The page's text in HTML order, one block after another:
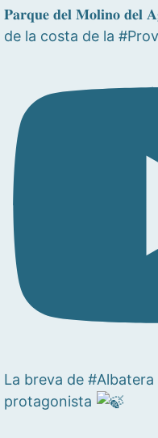
𝐏𝐚𝐫𝐪𝐮𝐞 𝐝𝐞𝐥 𝐌𝐨𝐥𝐢𝐧𝐨
de la costa de la
La breva de
protagonista